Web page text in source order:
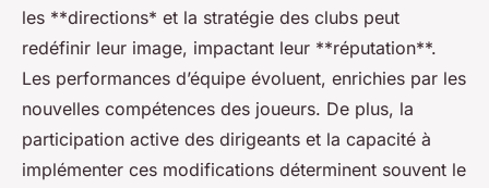
les **directions* et la stratégie des clubs peut
redéfinir leur image, impactant leur **réputation**.
Les performances d’équipe évoluent, enrichies par les
nouvelles compétences des joueurs. De plus, la
participation active des dirigeants et la capacité à
implémenter ces modifications déterminent souvent le